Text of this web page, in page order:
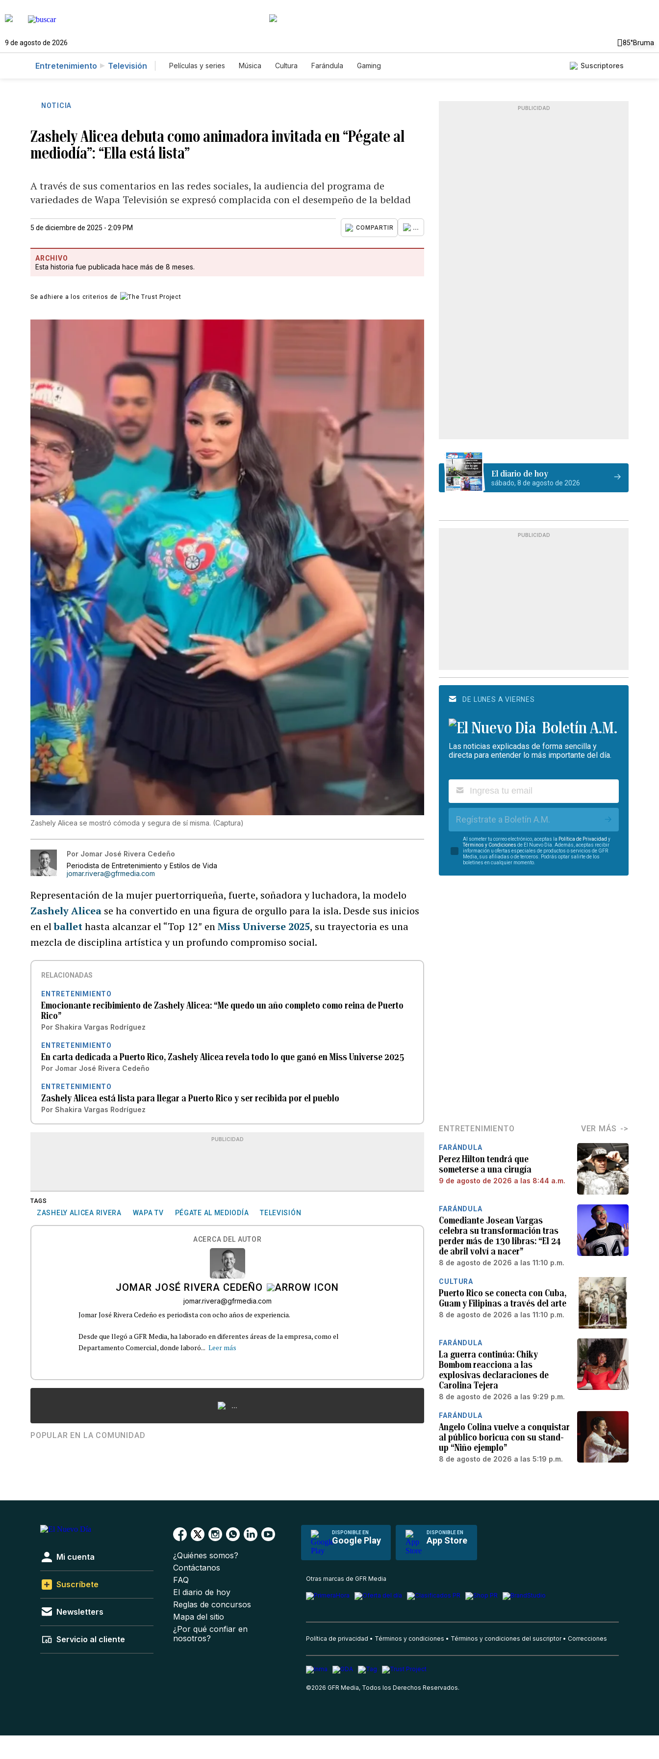
9 de agosto de 2026 85°Bruma
Entretenimiento Televisión Películas y series Música Cultura Farándula Gaming Suscriptores
NOTICIA
Zashely Alicea debuta como animadora invitada en “Pégate al
mediodía”: “Ella está lista”
A través de sus comentarios en las redes sociales, la audiencia del programa de
variedades de Wapa Televisión se expresó complacida con el desempeño de la beldad
5 de diciembre de 2025 - 2:09 PM COMPARTIR ...
ARCHIVO
Esta historia fue publicada hace más de 8 meses.
Se adhiere a los criterios de
Zashely Alicea se mostró cómoda y segura de sí misma. (Captura)
Por Jomar José Rivera Cedeño
Periodista de Entretenimiento y Estilos de Vida
jomar.rivera@gfrmedia.com
Representación de la mujer puertorriqueña, fuerte, soñadora y luchadora, la modelo
Zashely Alicea se ha convertido en una figura de orgullo para la isla. Desde sus inicios
en elballethasta alcanzar el “Top 12″ enMiss Universe 2025, su trayectoria es una
mezcla de disciplina artística y un profundo compromiso social.
RELACIONADAS
ENTRETENIMIENTO
Emocionante recibimiento de Zashely Alicea: “Me quedo un año completo como reina de Puerto
Rico”
Por Shakira Vargas Rodríguez
ENTRETENIMIENTO
En carta dedicada a Puerto Rico, Zashely Alicea revela todo lo que ganó en Miss Universe 2025
Por Jomar José Rivera Cedeño
ENTRETENIMIENTO
Zashely Alicea está lista para llegar a Puerto Rico y ser recibida por el pueblo
Por Shakira Vargas Rodríguez
PUBLICIDAD
TAGS
ZASHELY ALICEA RIVERA WAPA TV PÉGATE AL MEDIODÍA TELEVISIÓN
ACERCA DEL AUTOR
JOMAR JOSÉ RIVERA CEDEÑO
jomar.rivera@gfrmedia.com
Jomar José Rivera Cedeño es periodista con ocho años de experiencia.
Desde que llegó a GFR Media, ha laborado en diferentes áreas de la empresa, como el
Departamento Comercial, donde laboró... Leer más
...
POPULAR EN LA COMUNIDAD
PUBLICIDAD
El diario de hoy
sábado, 8 de agosto de 2026
PUBLICIDAD
DE LUNES A VIERNES
Boletín A.M.
Las noticias explicadas de forma sencilla y
directa para entender lo más importante del día.
Regístrate a Boletín A.M.
Al someter tu correo electrónico, aceptas la Política de Privacidad y
Términos y Condiciones de El Nuevo Día. Además, aceptas recibir
información u ofertas especiales de productos o servicios de GFR
Media, sus afiliadas o de terceros. Podrás optar salirte de los
boletines en cualquier momento.
ENTRETENIMIENTO VER MÁS
FARÁNDULA
Perez Hilton tendrá que
someterse a una cirugía
9 de agosto de 2026 a las 8:44 a.m.
FARÁNDULA
Comediante Josean Vargas
celebra su transformación tras
perder más de 130 libras: “El 24
de abril volví a nacer”
8 de agosto de 2026 a las 11:10 p.m.
CULTURA
Puerto Rico se conecta con Cuba,
Guam y Filipinas a través del arte
8 de agosto de 2026 a las 11:10 p.m.
FARÁNDULA
La guerra continúa: Chiky
Bombom reacciona a las
explosivas declaraciones de
Carolina Tejera
8 de agosto de 2026 a las 9:29 p.m.
FARÁNDULA
Angelo Colina vuelve a conquistar
al público boricua con su stand-
up “Niño ejemplo”
8 de agosto de 2026 a las 5:19 p.m.
DISPONIBLE EN
Google Play
DISPONIBLE EN
App Store
Mi cuenta
Suscríbete
Newsletters
Servicio al cliente
¿Quiénes somos?
Contáctanos
FAQ
El diario de hoy
Reglas de concursos
Mapa del sitio
¿Por qué confiar en
nosotros?
Otras marcas de GFR Media
Política de privacidad Términos y condiciones Términos y condiciones del suscriptor Correcciones
©2026 GFR Media, Todos los Derechos Reservados.